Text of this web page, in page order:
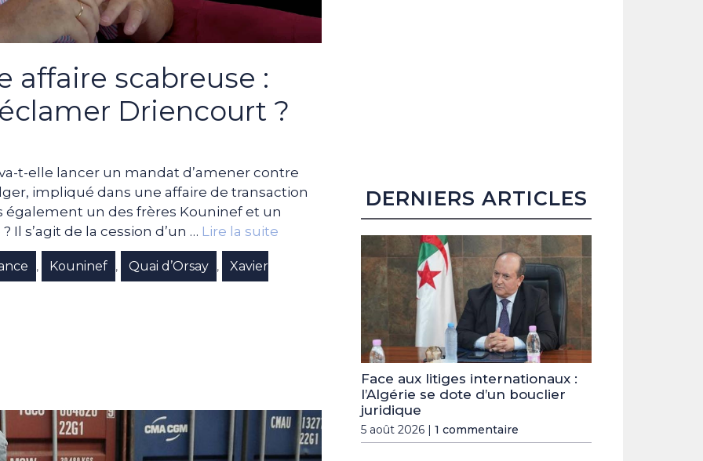
affaire scabreuse :
Driencourt ?
t-elle lancer un mandat d’amener contre
impliqué dans une affaire de transaction
un des frères Kouninef et un
s’agit de la cession d’un … Lire la suite
, Kouninef , Quai d’Orsay ,
Xavier
DERNIERS ARTICLES
Face aux litiges internationaux :
l’Algérie se dote d’un bouclier
juridique
5 août 2026 | 1 commentaire